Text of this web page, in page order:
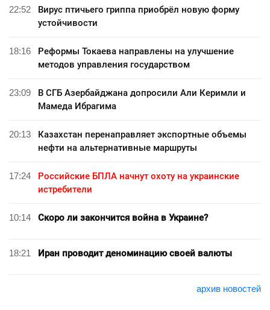
22:52
Вирус птичьего гриппа приобрёл новую форму
устойчивости
18:16
Реформы Токаева направлены на улучшение
методов управления государством
23:09
В СГБ Азербайджана допросили Али Керимли и
Мамеда Ибрагима
20:13
Казахстан перенаправляет экспортные объемы
нефти на альтернативные маршруты
17:24
Российские БПЛА начнут охоту на украинские
истребители
10:14 Скоро ли закончится война в Украине?
18:21 Иран проводит деноминацию своей валюты
архив новостей